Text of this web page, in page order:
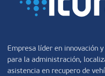
Empresa líder en innovación
para la administración,
asistencia en recupero de